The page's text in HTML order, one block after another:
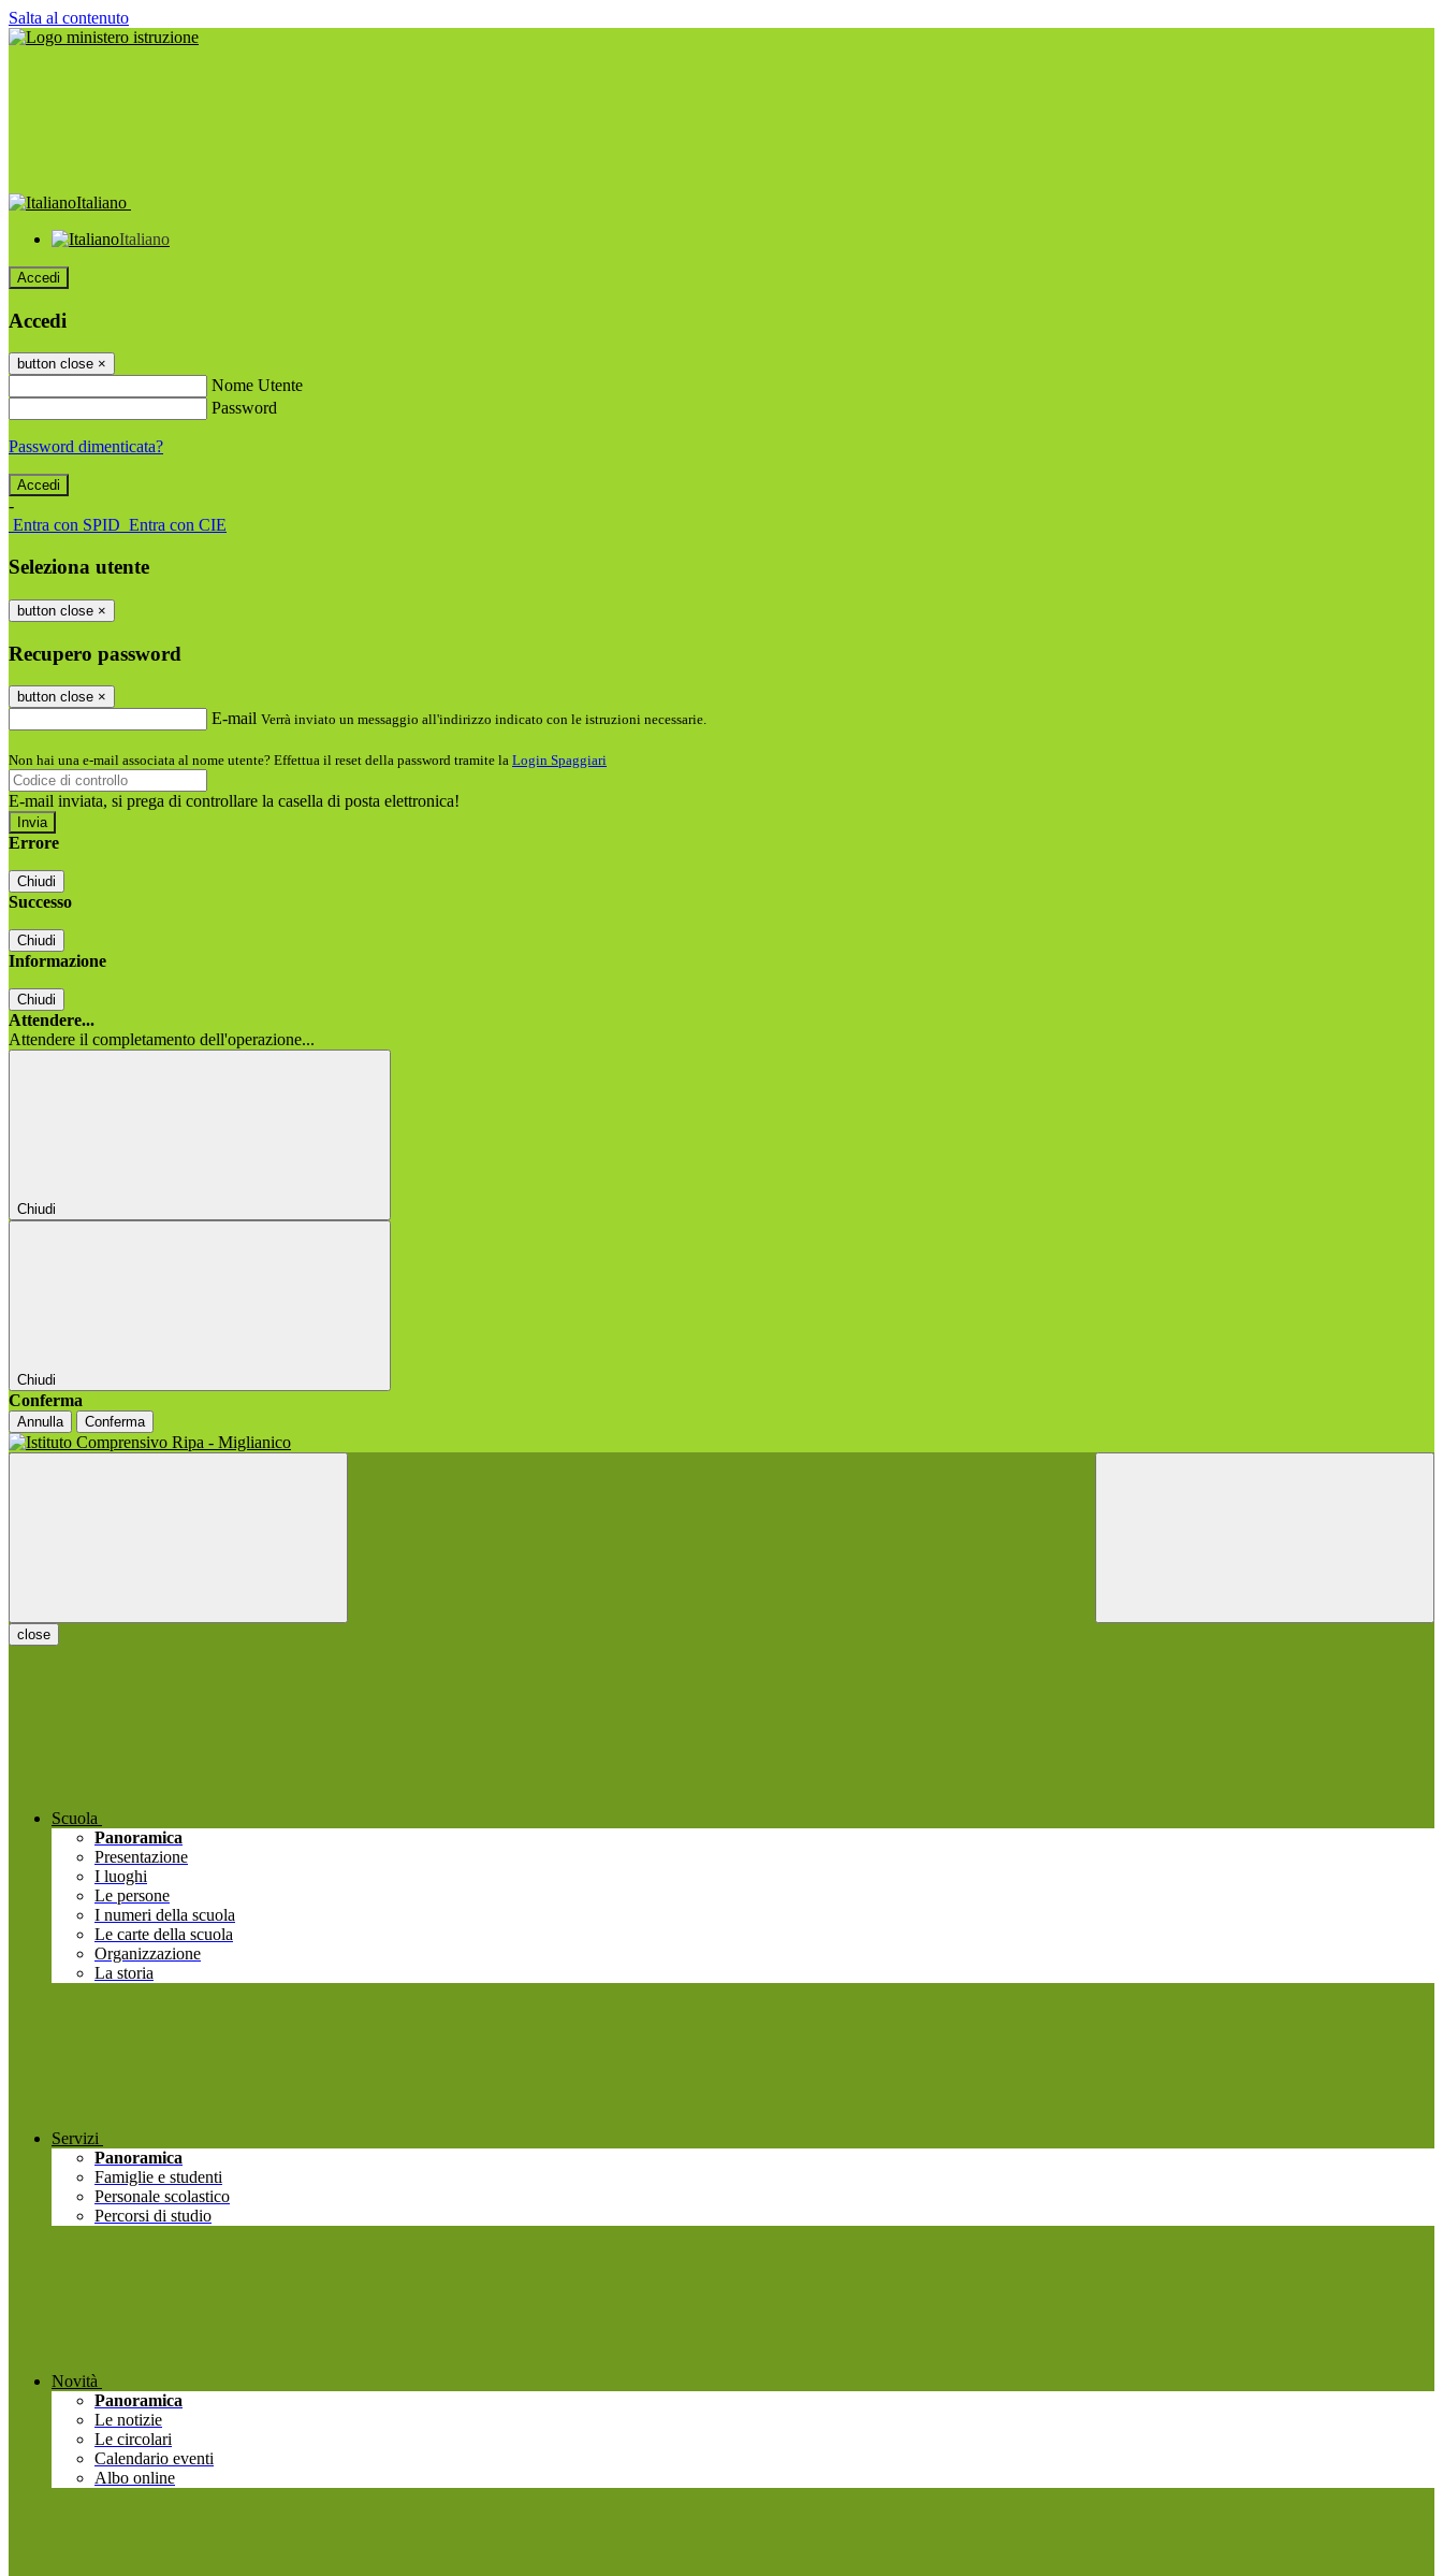
Salta al contenuto
Italiano
Italiano
Accedi
Accedi
button close ×
Nome Utente
Password
Password dimenticata?
-
Entra con SPID Entra con CIE
Seleziona utente
button close ×
Recupero password
button close ×
E-mail Verrà inviato un messaggio all'indirizzo indicato con le istruzioni necessarie.
Non hai una e-mail associata al nome utente? Effettua il reset della password tramite la Login Spaggiari
E-mail inviata, si prega di controllare la casella di posta elettronica!
Errore
Chiudi
Successo
Chiudi
Informazione
Chiudi
Attendere...
Attendere il completamento dell'operazione...
Chiudi
Chiudi
Conferma
Annulla Conferma
close
Scuola
Panoramica
Presentazione
I luoghi
Le persone
I numeri della scuola
Le carte della scuola
Organizzazione
La storia
Servizi
Panoramica
Famiglie e studenti
Personale scolastico
Percorsi di studio
Novità
Panoramica
Le notizie
Le circolari
Calendario eventi
Albo online